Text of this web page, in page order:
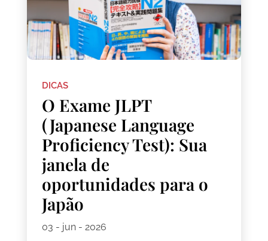
DICAS
O Exame JLPT
(Japanese Language
Proficiency Test): Sua
janela de
oportunidades para o
Japão
03 - jun - 2026